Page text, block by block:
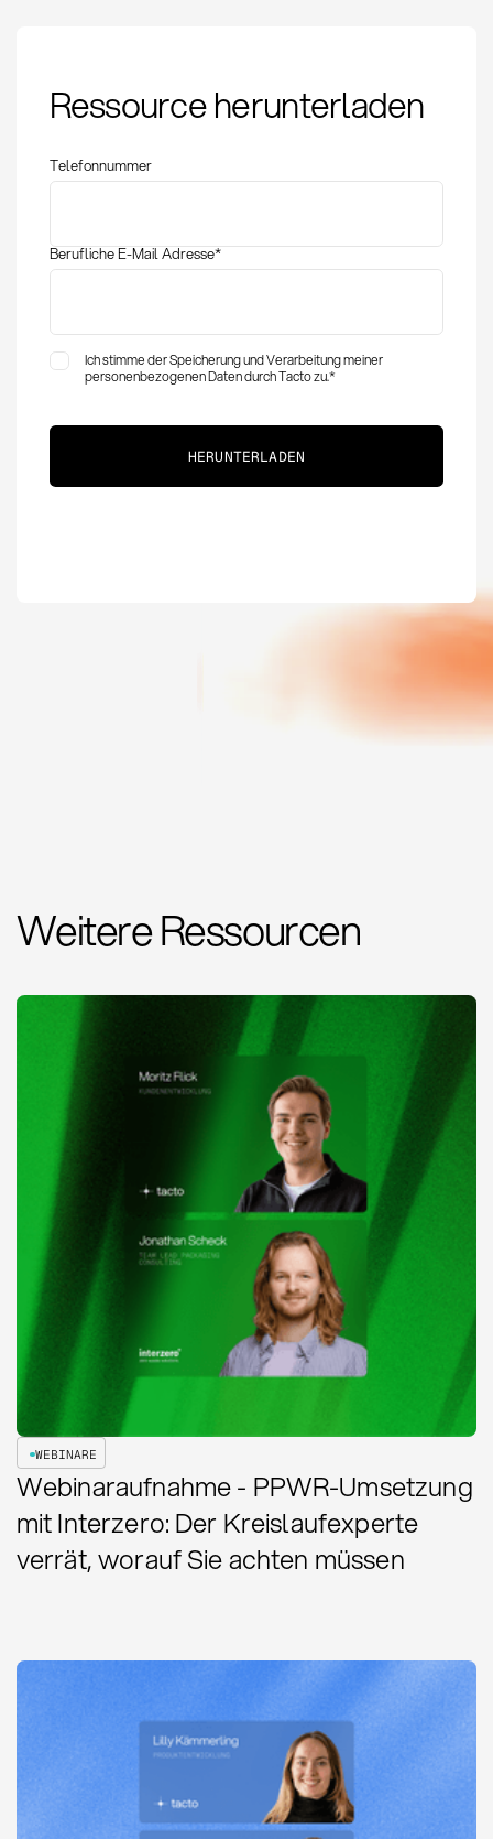
Definition, Methoden
und Risiken im Einkauf
Ressource herunterladen
Telefonnummer
Berufliche E-Mail Adresse*
Ich stimme der Speicherung und Verarbeitung meiner
personenbezogenen Daten durch Tacto zu.*
Weitere Ressourcen
WEBINARE
Webinaraufnahme - PPWR-Umsetzung
mit Interzero: Der Kreislaufexperte
verrät, worauf Sie achten müssen